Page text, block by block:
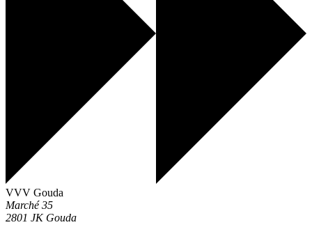
VVV Gouda
Marché 35
2801 JK Gouda